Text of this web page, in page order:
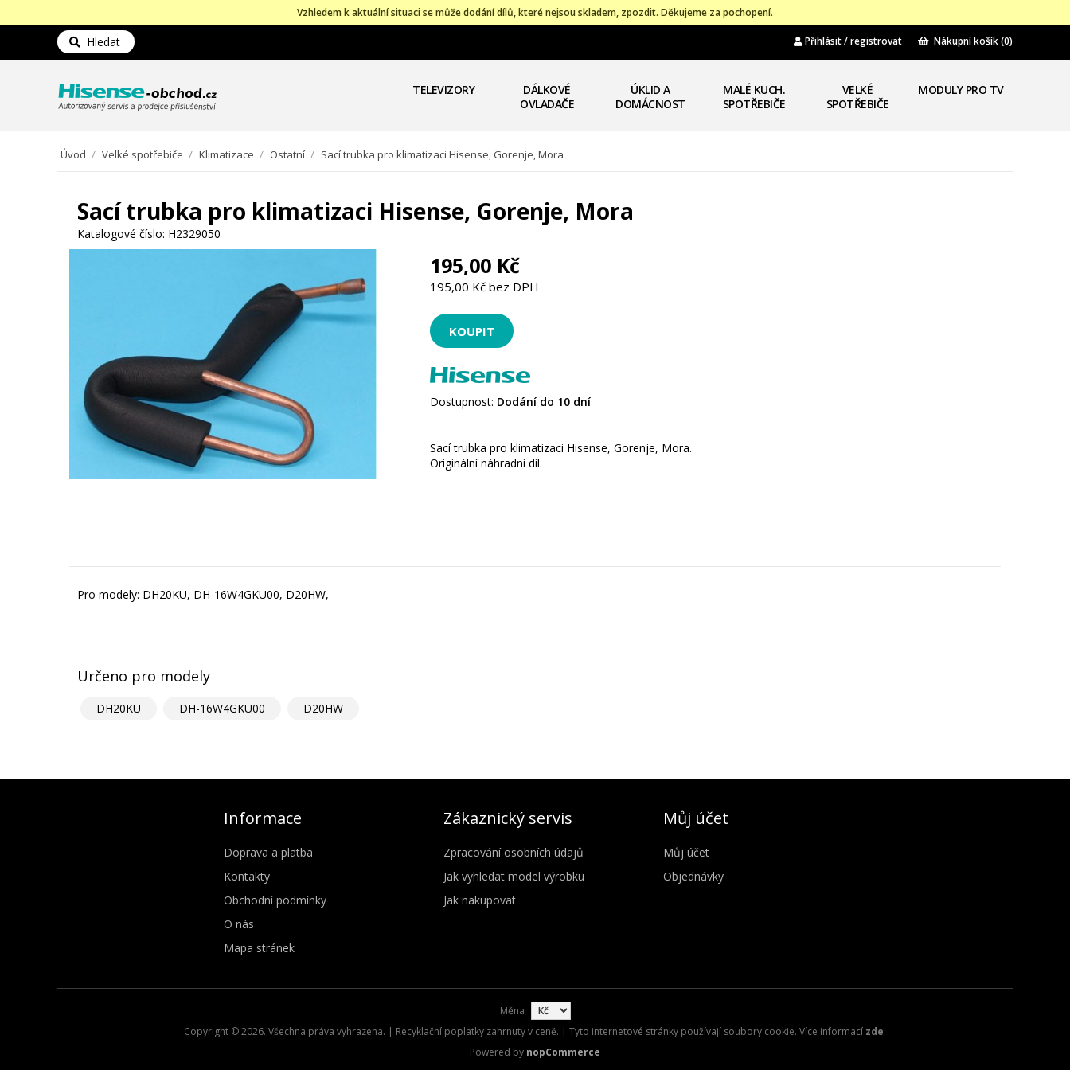
Vzhledem k aktuální situaci se může dodání dílů, které nejsou skladem, zpozdit. Děkujeme za pochopení.
Hledat Přihlásit / registrovat Nákupní košík(0)
TELEVIZORY
DÁLKOVÉ
OVLADAČE
ÚKLID A
DOMÁCNOST
MALÉ KUCH.
SPOTŘEBIČE
VELKÉ
SPOTŘEBIČE
MODULY PRO TV
Úvod / Velké spotřebiče / Klimatizace / Ostatní / Sací trubka pro klimatizaci Hisense, Gorenje, Mora
Sací trubka pro klimatizaci Hisense, Gorenje, Mora
Katalogové číslo: H2329050
195,00 Kč
195,00 Kč bez DPH
Dostupnost: Dodání do 10 dní
Sací trubka pro klimatizaci Hisense, Gorenje, Mora.
Originální náhradní díl.
Pro modely: DH20KU, DH-16W4GKU00, D20HW,
Určeno pro modely
DH20KU DH-16W4GKU00 D20HW
Informace
Doprava a platba
Kontakty
Obchodní podmínky
O nás
Mapa stránek
Zákaznický servis
Zpracování osobních údajů
Jak vyhledat model výrobku
Jak nakupovat
Můj účet
Můj účet
Objednávky
Měna
Copyright © 2026. Všechna práva vyhrazena. | Recyklační poplatky zahrnuty v ceně. | Tyto internetové stránky používají soubory cookie. Více informací zde.
Powered by nopCommerce